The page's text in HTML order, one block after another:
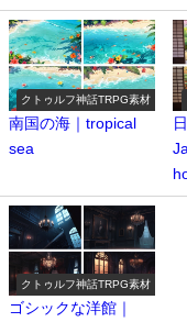
クトゥルフ神話TRPG素材
南国の海｜tropical
sea
クトゥルフ神話TRPG素材
ゴシックな洋館｜